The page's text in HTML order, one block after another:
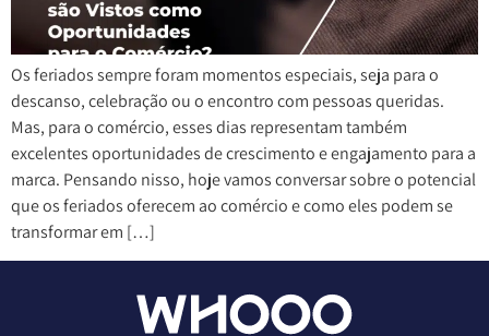
Os feriados sempre foram momentos especiais, seja para o
descanso, celebração ou o encontro com pessoas queridas.
Mas, para o comércio, esses dias representam também
excelentes oportunidades de crescimento e engajamento para a
marca. Pensando nisso, hoje vamos conversar sobre o potencial
que os feriados oferecem ao comércio e como eles podem se
transformar em […]